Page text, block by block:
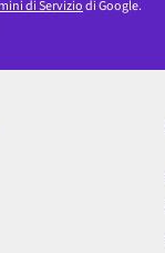
di Serviziodi Google.